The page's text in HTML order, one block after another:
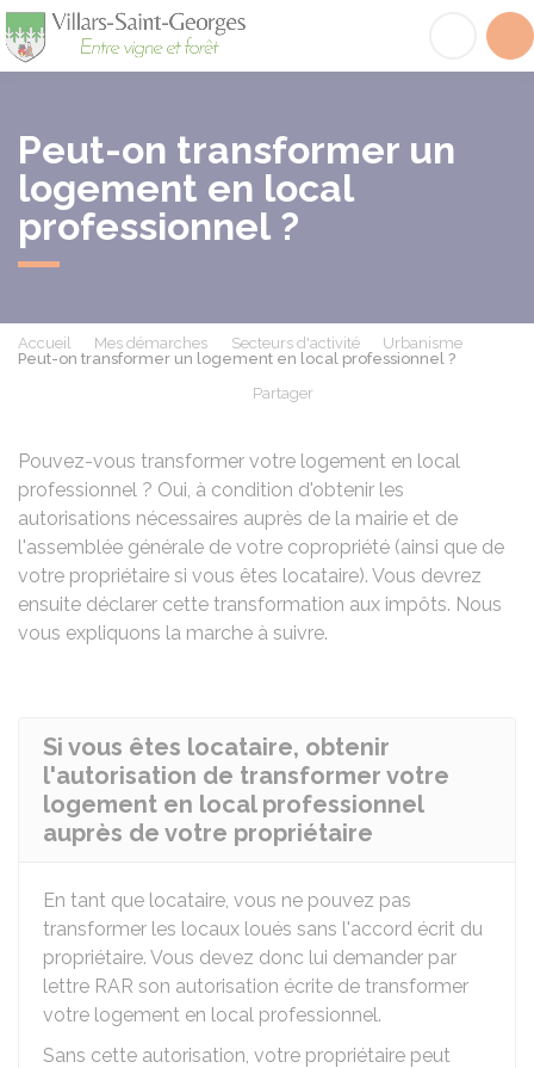
Peut-on transformer un
logement en local
professionnel ?
Accueil Mes démarches Secteurs d'activité
Urbanisme
Peut-on transformer un logement en local professionnel ?
Partager
Pouvez-vous transformer votre logement en local
professionnel ? Oui, à condition d'obtenir les
autorisations nécessaires auprès de la mairie et de
l'assemblée générale de votre copropriété (ainsi que de
votre propriétaire si vous êtes locataire). Vous devrez
ensuite déclarer cette transformation aux impôts. Nous
vous expliquons la marche à suivre.
Si vous êtes locataire, obtenir
l'autorisation de transformer votre
logement en local professionnel
auprès de votre propriétaire
En tant que locataire, vous ne pouvez pas
transformer les locaux loués sans l'accord écrit du
propriétaire. Vous devez donc lui demander par
lettre RAR son autorisation écrite de transformer
votre logement en local professionnel.
Sans cette autorisation, votre propriétaire peut